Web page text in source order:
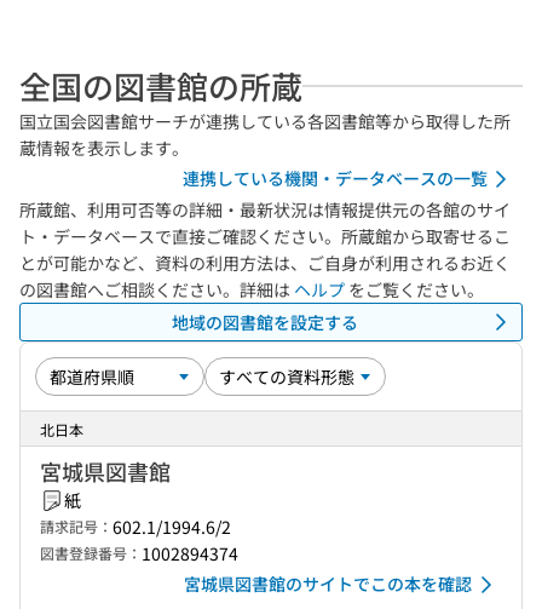
全国の図書館の所蔵
国立国会図書館サーチが連携している各図書館等から取得した所
蔵情報を表示します。
連携している機関・データベースの一覧
所蔵館、利用可否等の詳細・最新状況は情報提供元の各館のサイ
ト・データベースで直接ご確認ください。所蔵館から取寄せるこ
とが可能かなど、資料の利用方法は、ご自身が利用されるお近く
の図書館へご相談ください。詳細は ヘルプ をご覧ください。
地域の図書館を設定する
北日本
宮城県図書館
紙
請求記号： 602.1/1994.6/2
図書登録番号： 1002894374
宮城県図書館のサイトでこの本を確認